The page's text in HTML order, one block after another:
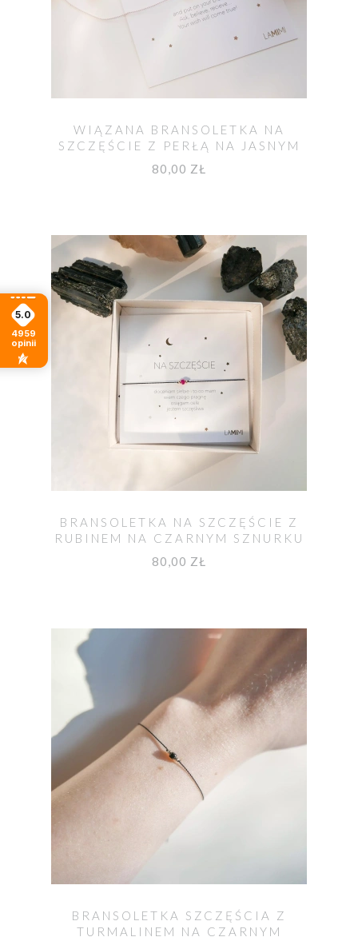
WIĄZANA BRANSOLETKA NA
SZCZĘŚCIE Z PERŁĄ NA JASNYM
SZNURKU
80,00 ZŁ
BRANSOLETKA NA SZCZĘŚCIE Z
RUBINEM NA CZARNYM SZNURKU
80,00 ZŁ
BRANSOLETKA SZCZĘŚCIA Z
TURMALINEM NA CZARNYM
5.0
4959
opinii